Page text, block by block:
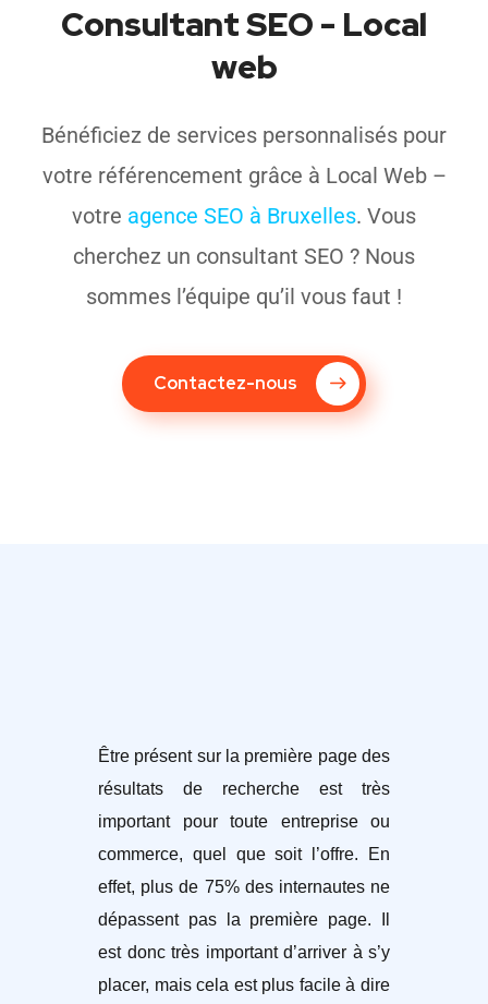
Consultant SEO - Local
web
Bénéficiez de services personnalisés pour
votre référencement grâce à Local Web –
votre agence SEO à Bruxelles. Vous
cherchez un consultant SEO ? Nous
sommes l’équipe qu’il vous faut !
Contactez-nous
Être présent sur la première page des
résultats de recherche est très
important pour toute entreprise ou
commerce, quel que soit l’offre. En
effet, plus de 75% des internautes ne
dépassent pas la première page. Il
est donc très important d’arriver à s’y
placer, mais cela est plus facile à dire